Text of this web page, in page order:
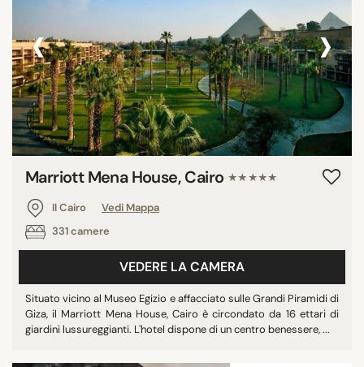
‹ ›
Marriott Mena House, Cairo ★★★★★
Il Cairo
Vedi Mappa
331 camere
VEDERE LA CAMERA
Situato vicino al Museo Egizio e affacciato sulle Grandi Piramidi di
Giza, il Marriott Mena House, Cairo è circondato da 16 ettari di
giardini lussureggianti. L'hotel dispone di un centro benessere, ...